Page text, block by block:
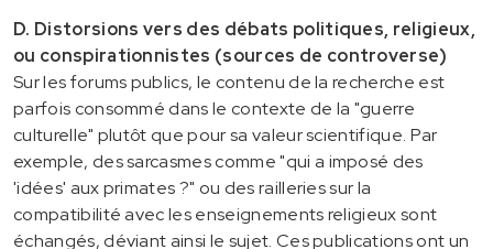
D. Distorsions vers des débats politiques, religieux,
ou conspirationnistes (sources de controverse)
Sur les forums publics, le contenu de la recherche est
parfois consommé dans le contexte de la "guerre
culturelle" plutôt que pour sa valeur scientifique. Par
exemple, des sarcasmes comme "qui a imposé des
'idées' aux primates ?" ou des railleries sur la
compatibilité avec les enseignements religieux sont
échangés, déviant ainsi le sujet. Ces publications ont un